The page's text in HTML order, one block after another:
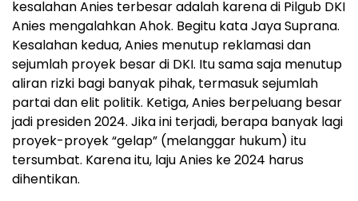
kesalahan Anies terbesar adalah karena di Pilgub DKI
Anies mengalahkan Ahok. Begitu kata Jaya Suprana.
Kesalahan kedua, Anies menutup reklamasi dan
sejumlah proyek besar di DKI. Itu sama saja menutup
aliran rizki bagi banyak pihak, termasuk sejumlah
partai dan elit politik. Ketiga, Anies berpeluang besar
jadi presiden 2024. Jika ini terjadi, berapa banyak lagi
proyek-proyek “gelap” (melanggar hukum) itu
tersumbat. Karena itu, laju Anies ke 2024 harus
dihentikan.